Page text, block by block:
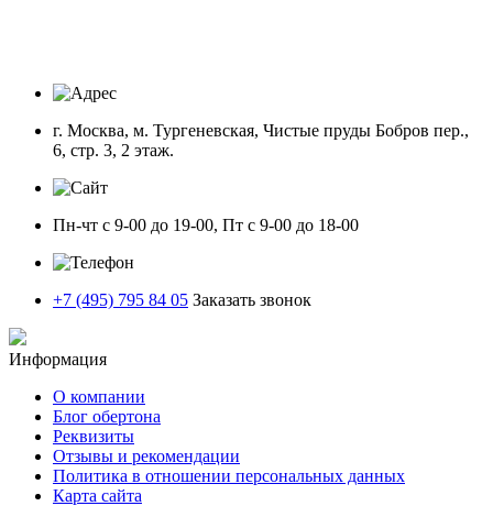
г. Москва, м. Тургеневская, Чистые пруды Бобров пер.,
6, стр. 3, 2 этаж.
Пн-чт с 9-00 до 19-00, Пт с 9-00 до 18-00
+7 (495) 795 84 05 Заказать звонок
Информация
О компании
Блог обертона
Реквизиты
Отзывы и рекомендации
Политика в отношении персональных данных
Карта сайта